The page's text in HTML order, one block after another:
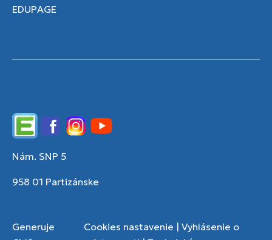
EDUPAGE
EdupageFacebookInstagram
YouTube
Nám. SNP 5
958 01 Partizánske
Generuje
Cookies nastavenie | Vyhlásenie o